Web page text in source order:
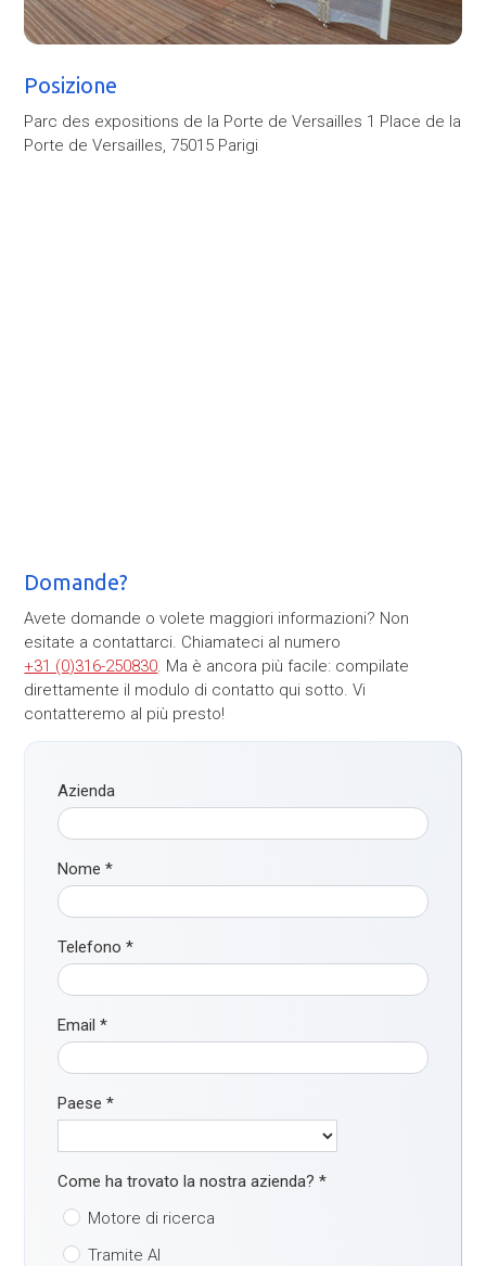
Posizione
Parc des expositions de la Porte de Versailles 1 Place de la
Porte de Versailles, 75015 Parigi
Domande?
Avete domande o volete maggiori informazioni? Non
esitate a contattarci. Chiamateci al numero
+31 (0)316-250830 . Ma è ancora più facile: compilate
direttamente il modulo di contatto qui sotto. Vi
contatteremo al più presto!
Azienda
Nome*
Telefono*
Email*
Paese*
Come ha trovato la nostra azienda?*
Motore di ricerca
Tramite AI